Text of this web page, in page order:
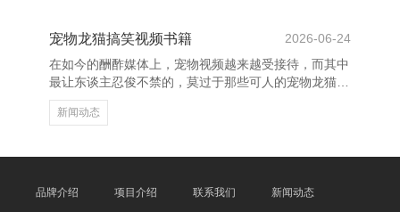
处还能增强企业的信用评级，为融资提供更多便利。
其次，政府和金融机构提供的多样财政补贴、税收优惠
及贷款计策，为企业提供了紧迫的外部守旧。这些财务
守旧不仅缓解了
宠物龙猫搞笑视频书籍
2026-06-24
在如今的酬酢媒体上，宠物视频越来越受接待，而其中
最让东谈主忍俊不禁的，莫过于那些可人的宠物龙猫搞
笑视频书籍。这些视频不仅展现了龙猫的可人外在，更
通过它们的滑稽活动，给不雅众带来了多数欢笑。 龙
作念出“情态包”式的呆滞脸，让网友直呼“太萌了”。更
新闻动态
品牌介绍 项目介绍 联系我们 新闻动态